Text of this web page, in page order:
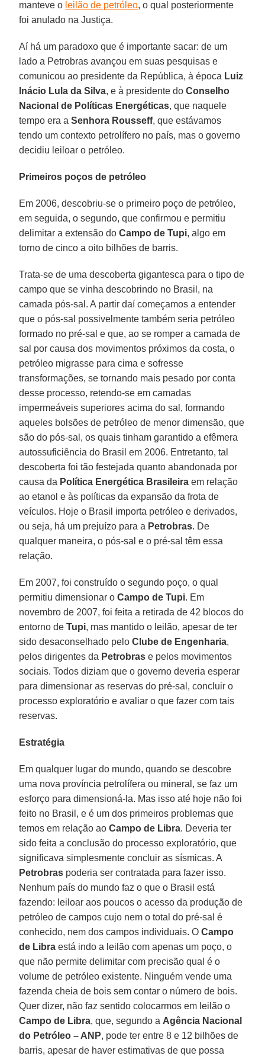
manteve o leilão de petróleo, o qual posteriormente
foi anulado na Justiça.
Aí há um paradoxo que é importante sacar: de um
lado a Petrobras avançou em suas pesquisas e
comunicou ao presidente da República, à época Luiz
Inácio Lula da Silva, e à presidente doConselho
Nacional de Políticas Energéticas, que naquele
tempo era aSenhora Rousseff, que estávamos
tendo um contexto petrolífero no país, mas o governo
decidiu leiloar o petróleo.
Primeiros poços de petróleo
Em 2006, descobriu-se o primeiro poço de petróleo,
em seguida, o segundo, que confirmou e permitiu
delimitar a extensão doCampo de Tupi, algo em
torno de cinco a oito bilhões de barris.
Trata-se de uma descoberta gigantesca para o tipo de
campo que se vinha descobrindo no Brasil, na
camada pós-sal. A partir daí começamos a entender
que o pós-sal possivelmente também seria petróleo
formado no pré-sal e que, ao se romper a camada de
sal por causa dos movimentos próximos da costa, o
petróleo migrasse para cima e sofresse
transformações, se tornando mais pesado por conta
desse processo, retendo-se em camadas
impermeáveis superiores acima do sal, formando
aqueles bolsões de petróleo de menor dimensão, que
são do pós-sal, os quais tinham garantido a efêmera
autossuficiência do Brasil em 2006. Entretanto, tal
descoberta foi tão festejada quanto abandonada por
causa da Política Energética Brasileira em relação
ao etanol e às políticas da expansão da frota de
veículos. Hoje o Brasil importa petróleo e derivados,
ou seja, há um prejuízo para a Petrobras. De
qualquer maneira, o pós-sal e o pré-sal têm essa
relação.
Em 2007, foi construído o segundo poço, o qual
permitiu dimensionar oCampo de Tupi. Em
novembro de 2007, foi feita a retirada de 42 blocos do
entorno deTupi, mas mantido o leilão, apesar de ter
sido desaconselhado peloClube de Engenharia,
pelos dirigentes da Petrobras e pelos movimentos
sociais. Todos diziam que o governo deveria esperar
para dimensionar as reservas do pré-sal, concluir o
processo exploratório e avaliar o que fazer com tais
reservas.
Estratégia
Em qualquer lugar do mundo, quando se descobre
uma nova província petrolífera ou mineral, se faz um
esforço para dimensioná-la. Mas isso até hoje não foi
feito no Brasil, e é um dos primeiros problemas que
temos em relação aoCampo de Libra. Deveria ter
sido feita a conclusão do processo exploratório, que
significava simplesmente concluir as sísmicas. A
Petrobras poderia ser contratada para fazer isso.
Nenhum país do mundo faz o que o Brasil está
fazendo: leiloar aos poucos o acesso da produção de
petróleo de campos cujo nem o total do pré-sal é
conhecido, nem dos campos individuais. OCampo
de Libra está indo a leilão com apenas um poço, o
que não permite delimitar com precisão qual é o
volume de petróleo existente. Ninguém vende uma
fazenda cheia de bois sem contar o número de bois.
Quer dizer, não faz sentido colocarmos em leilão o
Campo de Libra, que, segundo a Agência Nacional
do Petróleo – ANP, pode ter entre 8 e 12 bilhões de
barris, apesar de haver estimativas de que possa